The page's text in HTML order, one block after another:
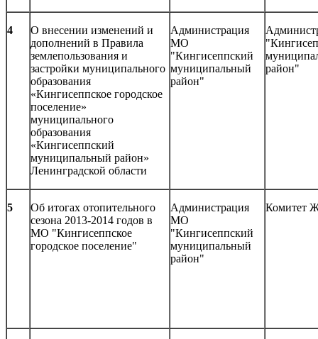
4
О внесении изменений и
дополнений в Правила
землепользования и
застройки муниципального
образования
«Кингисеппское городское
поселение»
муниципального
образования
«Кингисеппский
муниципальный район»
Ленинградской области
Администрация
МО
"Кингисеппский
муниципальный
район"
район"
5
Об итогах отопительного
сезона 2013-2014 годов в
МО "Кингисеппское
городское поселение"
Администрация
МО
"Кингисеппский
муниципальный
район"
Комитет